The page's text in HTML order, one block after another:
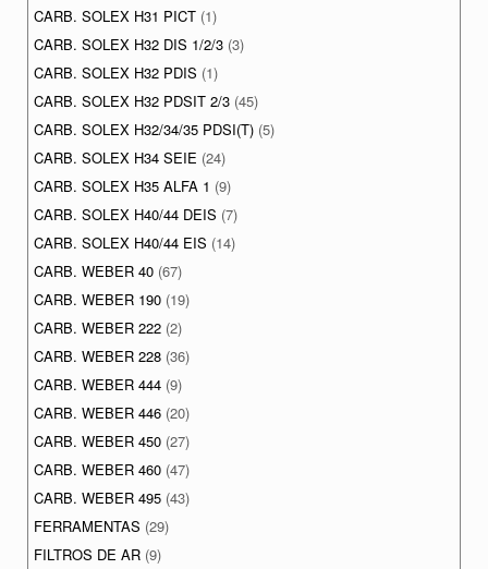
CARB. SOLEX H31 PICT (1)
CARB. SOLEX H32 DIS 1/2/3 (3)
CARB. SOLEX H32 PDIS (1)
CARB. SOLEX H32 PDSIT 2/3 (45)
CARB. SOLEX H32/34/35 PDSI(T) (5)
CARB. SOLEX H34 SEIE (24)
CARB. SOLEX H35 ALFA 1 (9)
CARB. SOLEX H40/44 DEIS (7)
CARB. SOLEX H40/44 EIS (14)
CARB. WEBER 40 (67)
CARB. WEBER 190 (19)
CARB. WEBER 222 (2)
CARB. WEBER 228 (36)
CARB. WEBER 444 (9)
CARB. WEBER 446 (20)
CARB. WEBER 450 (27)
CARB. WEBER 460 (47)
CARB. WEBER 495 (43)
FERRAMENTAS (29)
FILTROS DE AR (9)